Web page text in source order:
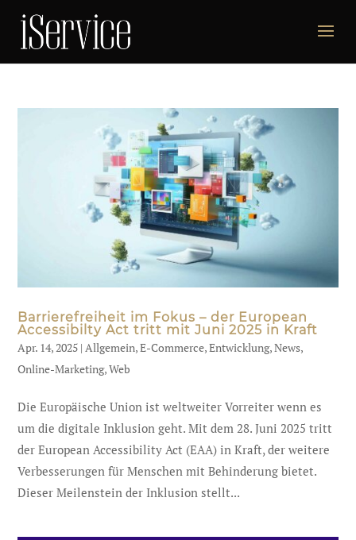
Barrierefreiheit im Fokus – der European
Accessibilty Act tritt mit Juni 2025 in Kraft
Apr. 14, 2025 |Allgemein,E-Commerce,Entwicklung,News,
Online-Marketing,Web
Die Europäische Union ist weltweiter Vorreiter wenn es
um die digitale Inklusion geht. Mit dem 28. Juni 2025 tritt
der European Accessibility Act (EAA) in Kraft, der weitere
Verbesserungen für Menschen mit Behinderung bietet.
Dieser Meilenstein der Inklusion stellt...